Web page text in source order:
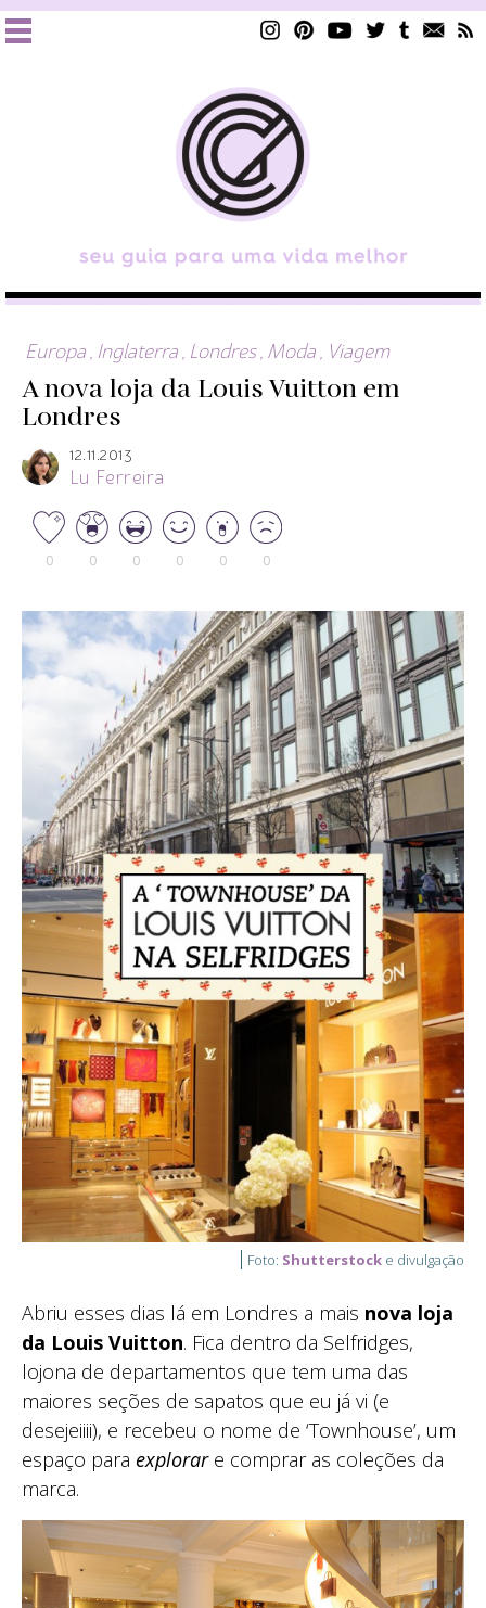
Europa Inglaterra Londres Moda Viagem
A nova loja da Louis Vuitton em
Londres
12.11.2013
Lu Ferreira
0 0 0 0 0 0
Foto: Shutterstock e divulgação
Abriu esses dias lá em Londres a mais nova loja
da Louis Vuitton. Fica dentro da Selfridges,
lojona de departamentos que tem uma das
maiores seções de sapatos que eu já vi (e
desejeiiii), e recebeu o nome de ‘Townhouse’, um
espaço para explorare comprar as coleções da
marca.